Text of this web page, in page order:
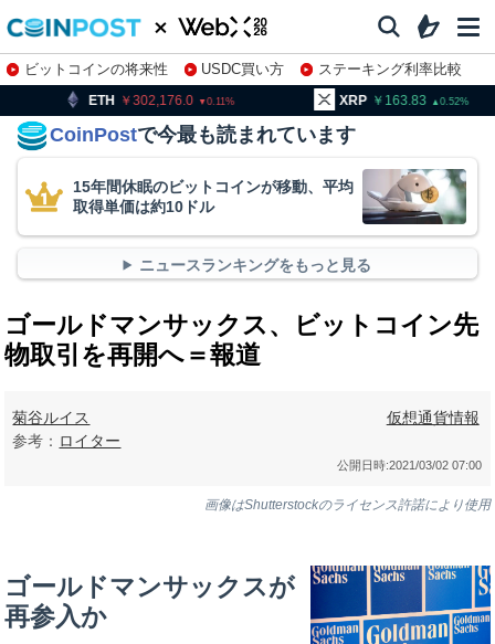
ビットコインの将来性 USDC買い方
ステーキング利率比較
株特集・関連銘柄
302,176.0 0.11 XRP 0.52 BNB
CoinPostで今最も読まれています
15年間休眠のビットコインが移動、平均
取得単価は約10ドル
ニュースランキングをもっと見る
ゴールドマンサックス、ビットコイン先
物取引を再開へ＝報道
菊谷ルイス
参考： ロイター
仮想通貨情報
公開日時:2021/03/02 07:00
画像はShutterstockのライセンス許諾により使用
ゴールドマンサックスが
再参入か